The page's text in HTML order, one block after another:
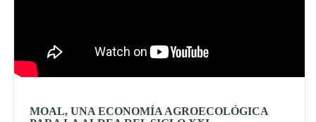
MOAL, UNA ECONOMÍA AGROECOLÓGICA